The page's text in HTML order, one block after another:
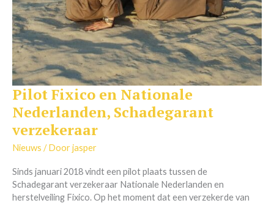
Pilot Fixico en Nationale
Nederlanden, Schadegarant
verzekeraar
Nieuws / Doorjasper
Sinds januari 2018 vindt een pilot plaats tussen de
Schadegarant verzekeraar Nationale Nederlanden en
herstelveiling Fixico. Op het moment dat een verzekerde van
Pilot
en
Nationale
Nederlanden,
verzekeraar